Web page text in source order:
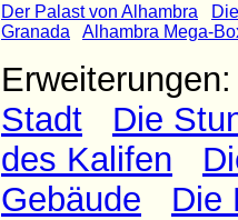
Der Palast von Alhambra
Granada
Alhambra Mega-
Stadt
Die
des Kalifen
Gebäude
Die